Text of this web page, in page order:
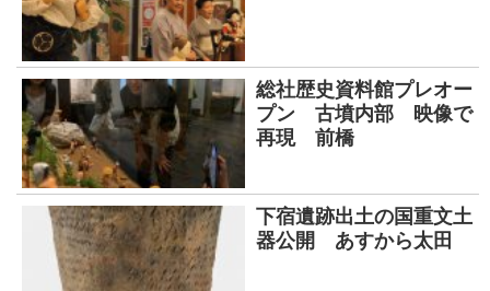
総社歴史資料館プレオー
プン 古墳内部 映像で
再現 前橋
下宿遺跡出土の国重文土
器公開 あすから太田